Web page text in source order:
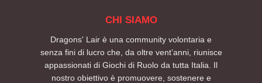
CHI SIAMO
Dragons' Lair è una community volontaria e
senza fini di lucro che, da oltre vent’anni, riunisce
appassionati di Giochi di Ruolo da tutta Italia. Il
nostro obiettivo è promuovere, sostenere e